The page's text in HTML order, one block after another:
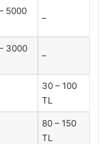
5000
–
3000
–
30 – 100
TL
80 – 150
TL